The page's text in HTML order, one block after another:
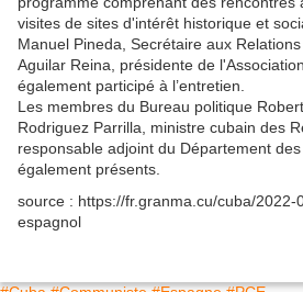
visites de sites d'intérêt historique et
Manuel Pineda, Secrétaire aux
Aguilar Reina, présidente de
également participé à l’entretien.
Les membres du Bureau politique
Rodriguez Parrilla, ministre cubain des
responsable adjoint du Département
également présents.
source : https://fr.granma.cu/cuba/
espagnol